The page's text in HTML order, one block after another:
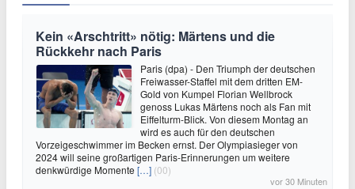
Kein «Arschtritt» nötig: Märtens und die
Rückkehr nach Paris
Paris (dpa) - Den Triumph der deutschen
Freiwasser-Staffel mit dem dritten EM-
Gold von Kumpel Florian Wellbrock
genoss Lukas Märtens noch als Fan mit
Eiffelturm-Blick. Von diesem Montag an
wird es auch für den deutschen
Vorzeigeschwimmer im Becken ernst. Der Olympiasieger von
2024 will seine großartigen Paris-Erinnerungen um weitere
denkwürdige Momente […] (00)
vor 30 Minuten